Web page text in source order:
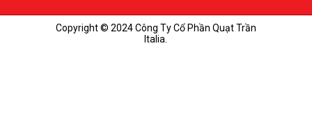
Copyright © 2024 Công Ty Cổ Phần Quạt Trần
Italia.